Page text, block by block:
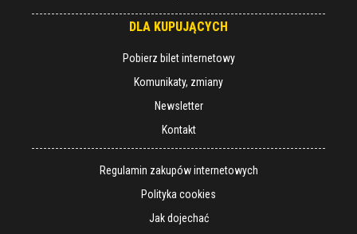
DLA KUPUJĄCYCH
Pobierz bilet internetowy
Komunikaty, zmiany
Newsletter
Kontakt
Regulamin zakupów internetowych
Polityka cookies
Jak dojechać